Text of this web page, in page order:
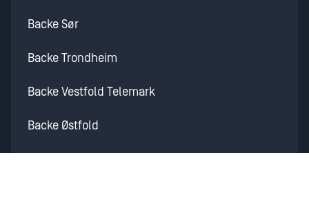
Backe Sør
Backe Trondheim
Backe Vestfold Telemark
Backe Østfold